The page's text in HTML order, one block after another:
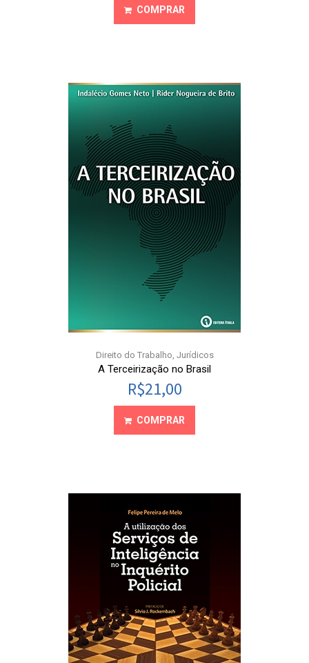
COMPRAR
Direito do Trabalho, Jurídicos
A Terceirização no Brasil
R$21,00
COMPRAR